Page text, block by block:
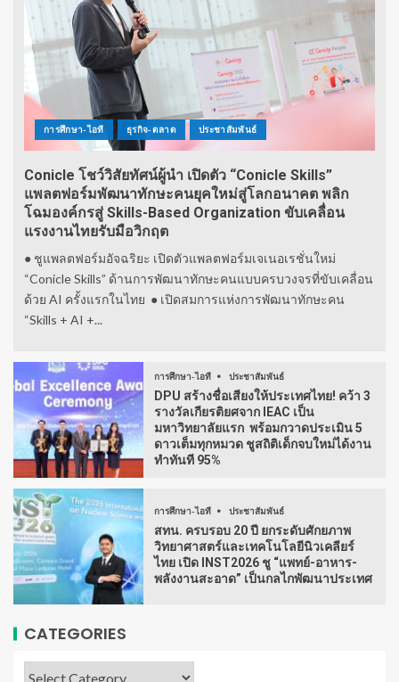
การศึกษา-ไอที ธุรกิจ-ตลาด ประชาสัมพันธ์
Conicle โชว์วิสัยทัศน์ผู้นำ เปิดตัว “Conicle Skills”
แพลตฟอร์มพัฒนาทักษะคนยุคใหม่สู่โลกอนาคต พลิก
โฉมองค์กรสู่ Skills-Based Organization ขับเคลื่อน
แรงงานไทยรับมือวิกฤต
● ชูแพลตฟอร์มอัจฉริยะ เปิดตัวแพลตฟอร์มเจเนอเรชั่นใหม่
“Conicle Skills” ด้านการพัฒนาทักษะคนแบบครบวงจรที่ขับเคลื่อน
ด้วย AI ครั้งแรกในไทย ● เปิดสมการแห่งการพัฒนาทักษะคน
“Skills + AI +...
การศึกษา-ไอที ประชาสัมพันธ์
DPU สร้างชื่อเสียงให้ประเทศไทย! คว้า 3
รางวัลเกียรติยศจาก IEAC เป็น
มหาวิทยาลัยแรก พร้อมกวาดประเมิน 5
ดาวเต็มทุกหมวด ชูสถิติเด็กจบใหม่ได้งาน
ทำทันที 95%
การศึกษา-ไอที ประชาสัมพันธ์
สทน. ครบรอบ 20 ปี ยกระดับศักยภาพ
วิทยาศาสตร์และเทคโนโลยีนิวเคลียร์
ไทย เปิด INST2026 ชู “แพทย์-อาหาร-
พลังงานสะอาด” เป็นกลไกพัฒนาประเทศ
CATEGORIES